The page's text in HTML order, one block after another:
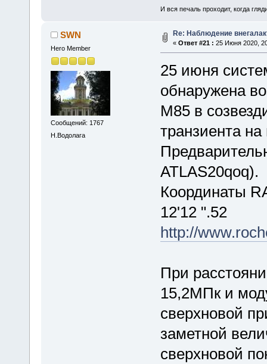
И вся печаль проходит, когда
SWN
Hero Member
Сообщений: 1767
Н.Водолага
Re: Наблюдение
« Ответ #21 : 25 Июня 2020,
25 июня
обнаружена
М85 в
транзиента
ATLAS20qoq).
Координаты
12'12 ".52
http://
При
15,2МПк и
сверхновой
заметной
сверхновой